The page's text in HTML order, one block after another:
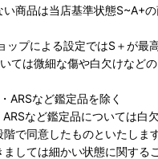
商品は当店基準状態S~A+の
ップによる設定ではS＋が最
ては微細な傷や白欠けなど
ARSなど鑑定品を除く
ARSなど鑑定品については白
で同意したものといたします
しては細かい状態に関する